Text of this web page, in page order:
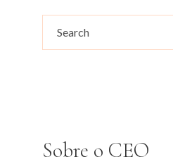
Search
for:
Sobre o CEO